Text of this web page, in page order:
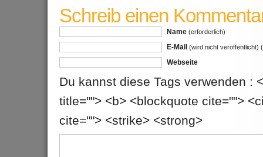
Schreib einen
Name (erforderlich)
E-Mail (wird nicht veröffentlicht)
Webseite
Du kannst diese Tags verwenden :
title=""> <b> <blockquote cite="">
cite=""> <strike> <strong>